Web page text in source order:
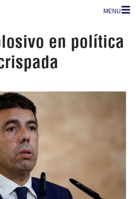
MENU
en política